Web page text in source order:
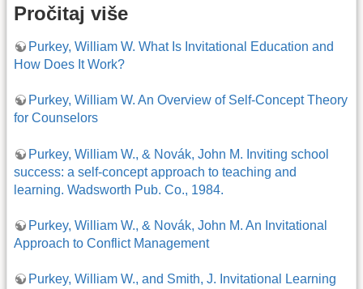
Pročitaj više
Purkey, William W. What Is Invitational Education and
How Does It Work?
Purkey, William W. An Overview of Self-Concept Theory
for Counselors
Purkey, William W., & Novák, John M. Inviting school
success: a self-concept approach to teaching and
learning. Wadsworth Pub. Co., 1984.
Purkey, William W., & Novák, John M. An Invitational
Approach to Conflict Management
Purkey, William W., and Smith, J. Invitational Learning